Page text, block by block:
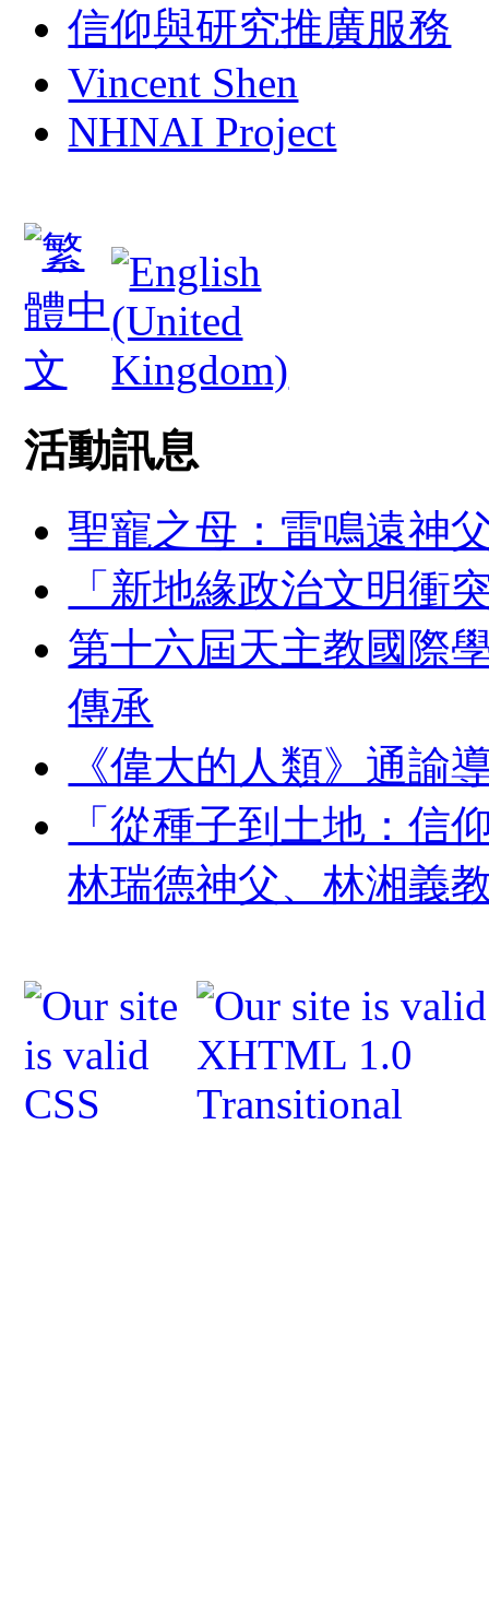
信仰與研究推廣服務
Vincent Shen
NHNAI Project
活動訊息
聖寵之母：雷鳴遠神
「新地緣政治文明衝
第十六屆天主教國際
傳承
《偉大的人類》通諭
「從種子到土地：信
林瑞德神父、林湘義